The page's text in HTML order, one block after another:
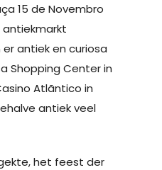
15 de Novembro
antiek en curiosa
Shopping Center in
Atlãntico in
antiek veel
het feest der